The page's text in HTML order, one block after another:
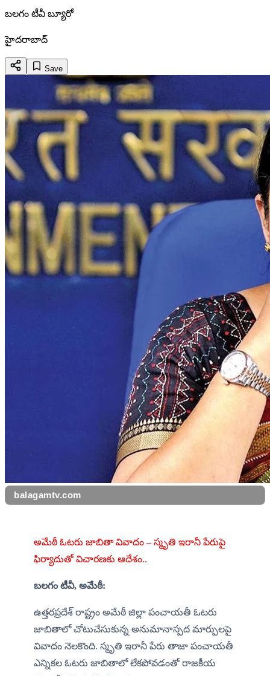
బలగం టీవీ బ్యూరో
హైదరాబాద్
Save
balagamtv.com
అమేఠీ ఓటరు జాబితా వివాదం – స్మృతి ఇరానీ పేరుపై
ఫిర్యాదుతో విచారణకు ఆదేశం..
బలగం టీవీ, అమేఠీ:
ఉత్తరప్రదేశ్ రాష్ట్రం అమేఠీ జిల్లా పంచాయతీ ఓటరు
జాబితాలో చోటుచేసుకున్న అనుమానాస్పద మార్పులపై
వివాదం నెలకొంది. స్మృతి ఇరానీ పేరు తాజా పంచాయతీ
ఎన్నికల ఓటరు జాబితాలో లేకపోవడంతో రాజకీయ